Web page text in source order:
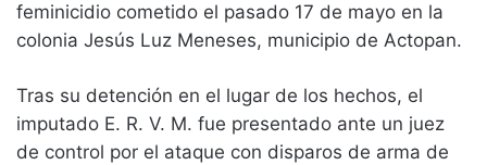
feminicidio cometido el pasado 17 de mayo en la
colonia Jesús Luz Meneses, municipio de Actopan.
Tras su detención en el lugar de los hechos, el
imputado E. R. V. M. fue presentado ante un juez
de control por el ataque con disparos de arma de